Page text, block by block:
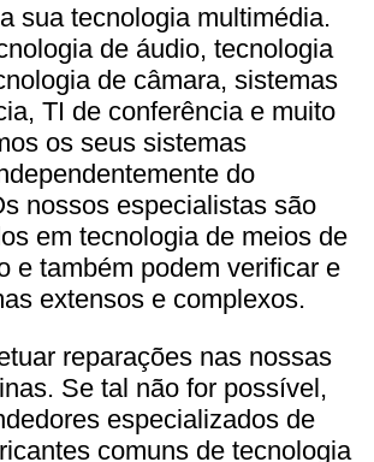
sua tecnologia multimédia.
de áudio, tecnologia
de câmara, sistemas
TI de conferência e muito
os seus sistemas
do
nossos especialistas são
em tecnologia de meios de
e também podem verificar e
extensos e complexos.
reparações nas nossas
Se tal não for possível,
especializados de
comuns de tecnologia